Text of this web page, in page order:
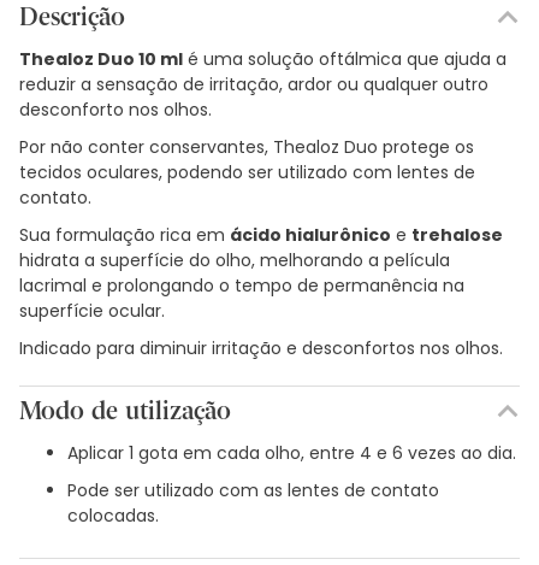
Descrição
Thealoz Duo 10 ml é uma solução oftálmica que ajuda a
reduzir a sensação de irritação, ardor ou qualquer outro
desconforto nos olhos.
Por não conter conservantes, Thealoz Duo protege os
tecidos oculares, podendo ser utilizado com lentes de
contato.
Sua formulação rica em ácido hialurônico e trehalose
hidrata a superfície do olho, melhorando a película
lacrimal e prolongando o tempo de permanência na
superfície ocular.
Indicado para diminuir irritação e desconfortos nos olhos.
Modo de utilização
Aplicar 1 gota em cada olho, entre 4 e 6 vezes ao dia.
Pode ser utilizado com as lentes de contato
colocadas.